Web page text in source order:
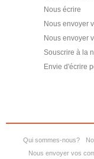
Nous écrire
Nous envoyer
Nous envoyer
Souscrire à la
Envie d'écrire
Qui sommes-nous?
Nous envoyer vos